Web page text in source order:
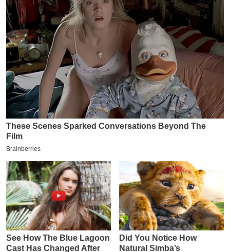
ट
खे
ल
क्रि
के
ट
I
P
L
2
0
2
6
क्रा
इ
म
ई
-